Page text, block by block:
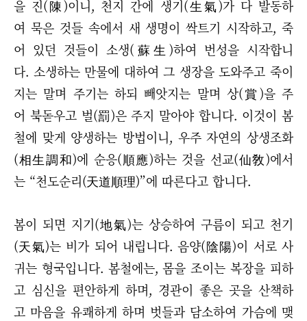
을 진(陳)이니, 천지 간에 생기(生氣)가 다 발동하
여 묵은 것들 속에서 새 생명이 싹트기 시작하고, 죽
어 있던 것들이 소생(蘇生)하여 번성을 시작합니
다. 소생하는 만물에 대하여 그 생장을 도와주고 죽이
지는 말며 주기는 하되 빼앗지는 말며 상(賞)을 주
어 북돋우고 벌(罰)은 주지 말아야 합니다. 이것이 봄
철에 맞게 양생하는 방법이니, 우주 자연의 상생조화
(相生調和)에 순응(順應)하는 것을 선교(仙敎)에서
는 “천도순리(天道順理)”에 따른다고 합니다.
봄이 되면 지기(地氣)는 상승하여 구름이 되고 천기
(天氣)는 비가 되어 내립니다. 음양(陰陽)이 서로 사
귀는 형국입니다. 봄철에는, 몸을 조이는 복장을 피하
고 심신을 편안하게 하며, 경관이 좋은 곳을 산책하
고 마음을 유쾌하게 하며 벗들과 담소하여 가슴에 맺